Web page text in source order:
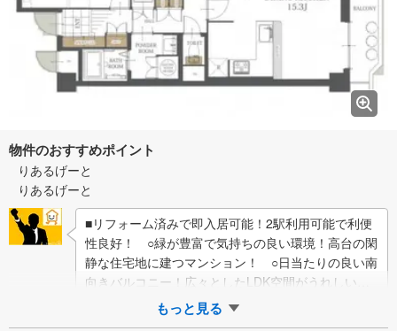
物件のおすすめポイント
りあるげーと
りあるげーと
■リフォーム済みで即入居可能！2駅利用可能で利便
性良好！ ○緑が豊富で気持ちの良い環境！高台の閑
静な住宅地に建つマンション！ ○日当たりの良い南
向きバルコニー！広々としたLDK空間がうれしいお
部屋■物件検討中のお客さま！ちょっと見…
もっと見る